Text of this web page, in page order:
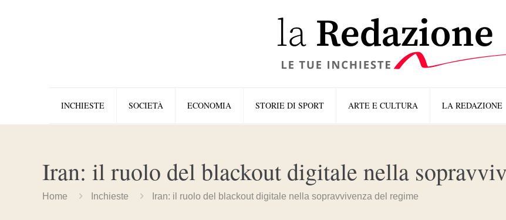
INCHIESTE SOCIETÀ ECONOMIA STORIE DI SPORT ARTE E CULTURA LA REDAZIONE
Iran: il ruolo del blackout digitale nella
Home Inchieste Iran: il ruolo del blackout digitale nella sopravvivenza del regime